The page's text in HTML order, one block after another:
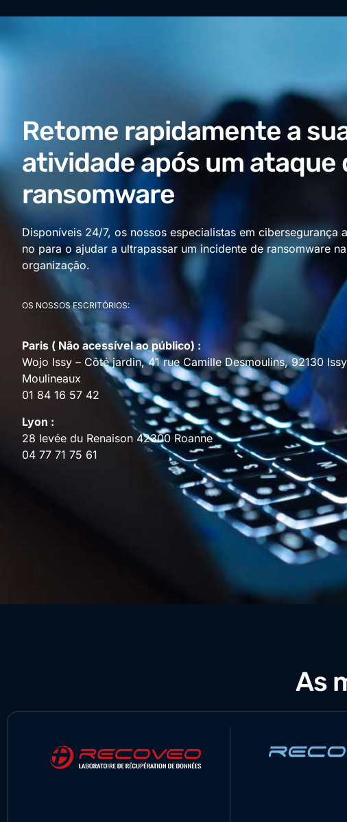
Retome rapidamente a
atividade após um ataque
ransomware
Disponíveis 24/7, os nossos especialistas em cibersegurança
no para o ajudar a ultrapassar um incidente de ransomware
organização.
OS NOSSOS ESCRITÓRIOS:
Paris ( Não acessível ao público) :
Wojo Issy – Côté jardin, 41 rue Camille Desmoulins, 92130
Moulineaux
01 84 16 57 42
Lyon :
28 levée du Renaison 42300 Roanne
04 77 71 75 61
As